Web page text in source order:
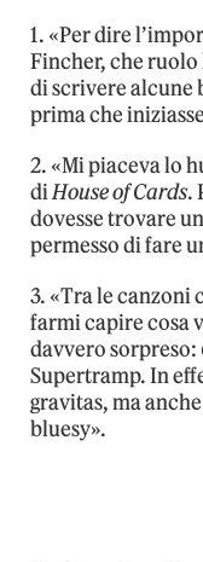
1. «Per dire
Fincher, che ruolo
di scrivere alcune
prima che
2. «Mi piaceva lo
diHouse of Cards.
dovesse trovare
permesso di fare
3. «Tra le canzoni
farmi capire cosa
davvero sorpreso:
Supertramp. In
gravitas, ma
bluesy».